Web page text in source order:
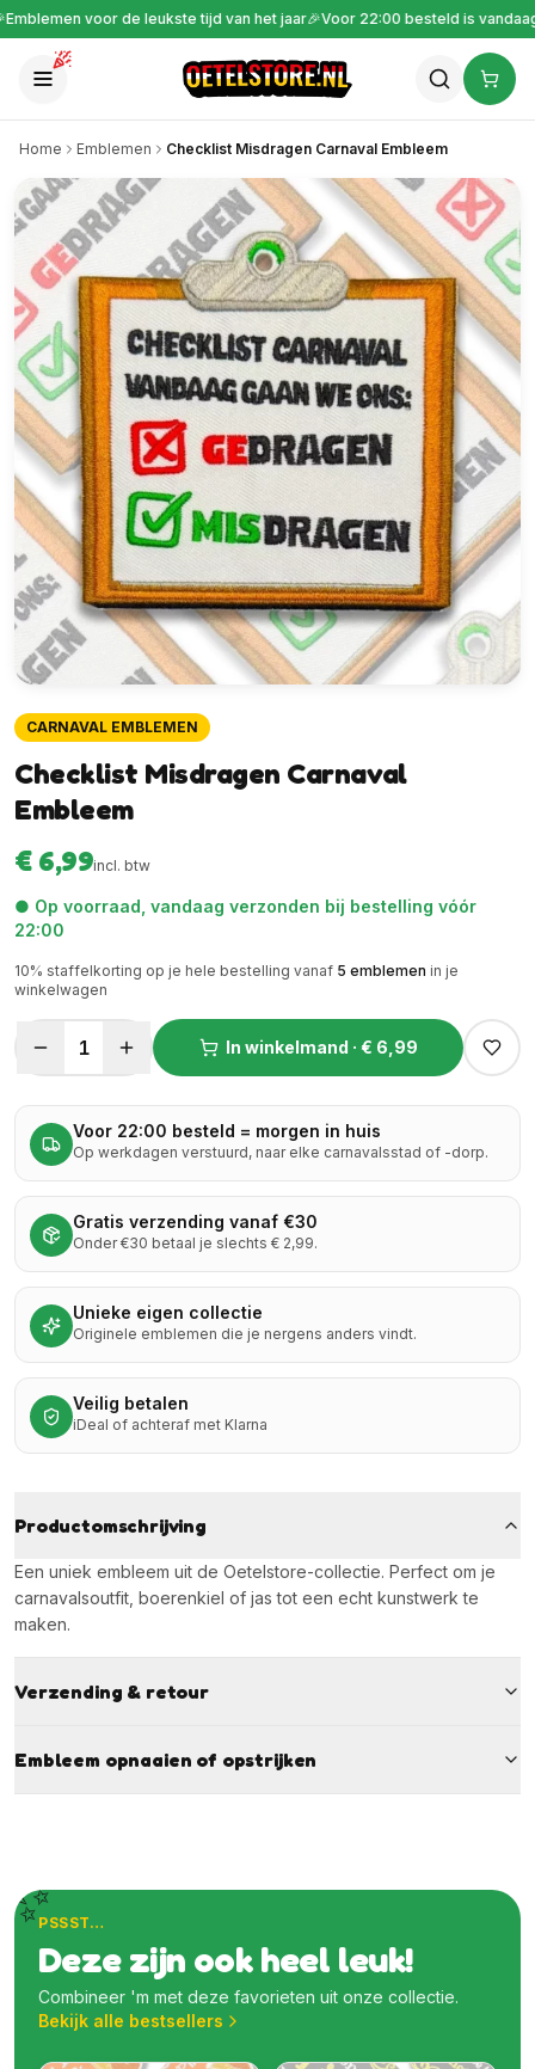
Gratis verzending vanaf €30🎉Emblemen voor de leukste tijd van het jaar
Home Emblemen Checklist Misdragen Carnaval Embleem
CARNAVAL EMBLEMEN
Checklist Misdragen Carnaval
Embleem
€ 6,99incl. btw
● Op voorraad, vandaag verzonden bij bestelling vóór
22:00
10% staffelkorting op je hele bestelling vanaf 5 emblemen in je
winkelwagen
1 In winkelmand · € 6,99
Voor 22:00 besteld = morgen in huis
Op werkdagen verstuurd, naar elke carnavalsstad of -dorp.
Gratis verzending vanaf €30
Onder €30 betaal je slechts € 2,99.
Unieke eigen collectie
Originele emblemen die je nergens anders vindt.
Veilig betalen
iDeal of achteraf met Klarna
Productomschrijving
Een uniek embleem uit de Oetelstore-collectie. Perfect om je
carnavalsoutfit, boerenkiel of jas tot een echt kunstwerk te
maken.
Verzending & retour
Embleem opnaaien of opstrijken
PSSST…
Deze zijn ook heel leuk!
Combineer 'm met deze favorieten uit onze collectie.
Bekijk alle bestsellers